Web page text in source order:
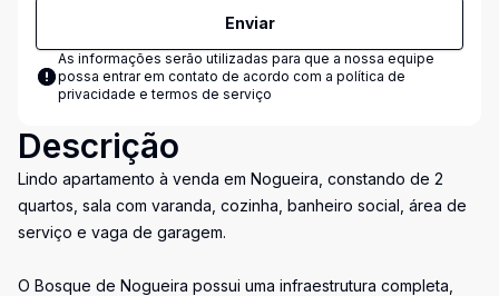
Enviar
As informações serão utilizadas para que a nossa equipe
possa entrar em contato de acordo com a política de
privacidade e termos de serviço
Descrição
Lindo apartamento à venda em Nogueira, constando de 2
quartos, sala com varanda, cozinha, banheiro social, área de
serviço e vaga de garagem.
O Bosque de Nogueira possui uma infraestrutura completa,